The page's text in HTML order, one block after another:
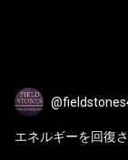
エネルギーを回復